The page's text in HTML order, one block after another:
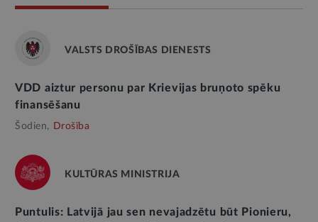
VALSTS DROŠĪBAS DIENESTS
VDD aiztur personu par Krievijas bruņoto spēku
finansēšanu
Šodien, Drošība
KULTŪRAS MINISTRIJA
Puntulis: Latvijā jau sen nevajadzētu būt Pionieru,